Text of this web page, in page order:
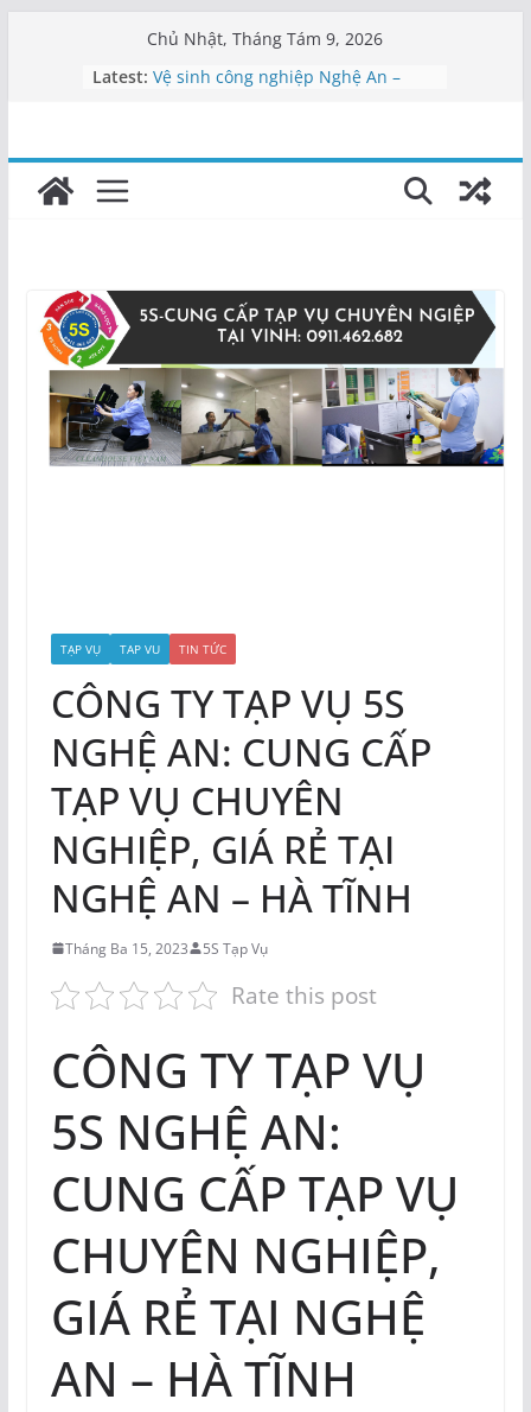
Chủ Nhật, Tháng Tám 9, 2026
Latest: Vệ sinh công nghiệp Nghệ An –
Cung cấp nhân viên vệ sinh Nghệ
TẠP VỤ TAP VU TIN TỨC
CÔNG TY TẠP VỤ 5S
NGHỆ AN: CUNG CẤP
TẠP VỤ CHUYÊN
NGHIỆP, GIÁ RẺ TẠI
NGHỆ AN – HÀ TĨNH
Tháng Ba 15, 2023 5S Tạp Vụ
Rate this post
CÔNG TY TẠP VỤ
5S NGHỆ AN:
CUNG CẤP TẠP VỤ
CHUYÊN NGHIỆP,
GIÁ RẺ TẠI NGHỆ
AN – HÀ TĨNH